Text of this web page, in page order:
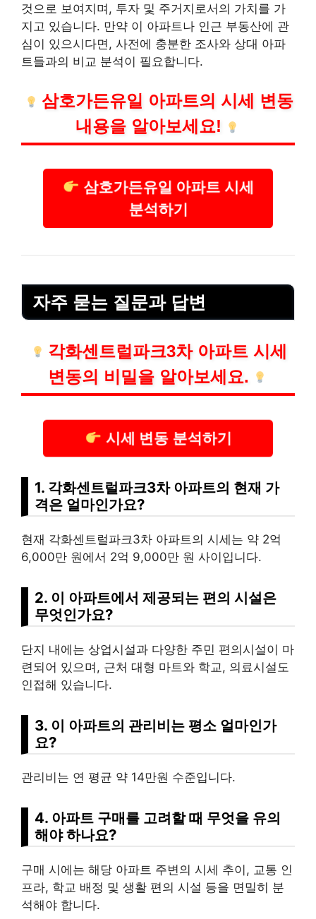
것으로 보여지며, 투자 및 주거지로서의 가치를 가
지고 있습니다. 만약 이 아파트나 인근 부동산에 관
심이 있으시다면, 사전에 충분한 조사와 상대 아파
트들과의 비교 분석이 필요합니다.
삼호가든유일 아파트의 시세 변동
내용을 알아보세요!
삼호가든유일 아파트 시세
분석하기
자주 묻는 질문과 답변
각화센트럴파크3차 아파트 시세
변동의 비밀을 알아보세요.
시세 변동 분석하기
1. 각화센트럴파크3차 아파트의 현재 가
격은 얼마인가요?
현재 각화센트럴파크3차 아파트의 시세는 약 2억
6,000만 원에서 2억 9,000만 원 사이입니다.
2. 이 아파트에서 제공되는 편의 시설은
무엇인가요?
단지 내에는 상업시설과 다양한 주민 편의시설이 마
련되어 있으며, 근처 대형 마트와 학교, 의료시설도
인접해 있습니다.
3. 이 아파트의 관리비는 평소 얼마인가
요?
관리비는 연 평균 약 14만원 수준입니다.
4. 아파트 구매를 고려할 때 무엇을 유의
해야 하나요?
구매 시에는 해당 아파트 주변의 시세 추이, 교통 인
프라, 학교 배정 및 생활 편의 시설 등을 면밀히 분
석해야 합니다.